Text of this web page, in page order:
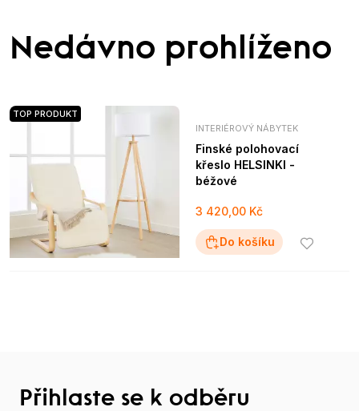
Nedávno prohlíženo
TOP PRODUKT
INTERIÉROVÝ NÁBYTEK
Finské polohovací
křeslo HELSINKI -
béžové
3 420,00 Kč
Do košíku
Přihlaste se k odběru